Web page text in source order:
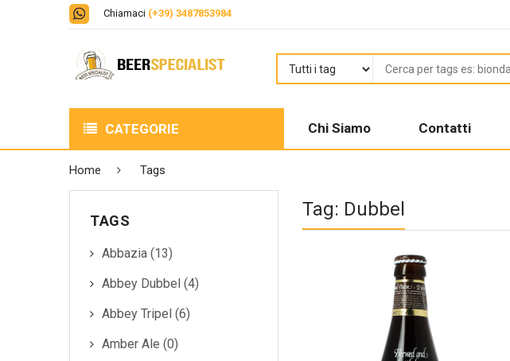
Chiamaci (+39) 3487853984
CATEGORIE Chi Siamo Contatti
BIRRE
DISTILLATI
PERFECT DRAFT
Home Tags
TAGS
Abbazia (13)
Abbey Dubbel (4)
Abbey Tripel (6)
Amber Ale (0)
Tag: Dubbel